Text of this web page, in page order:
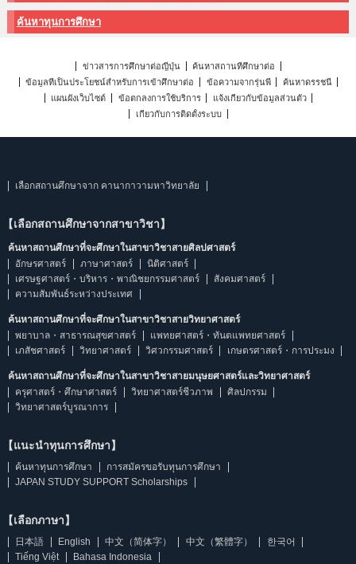
ค้นหาทุนการศึกษา
ข่าวสารการศึกษาต่อญี่ปุ่น
ค้นหาสถานที่ศึกษาต่อ
ข้อมูลที่เป็นประโยชน์สำหรับการเข้าศึกษาต่อ
ข้อความจากรุ่นพี่
ค้นหาดรรชนี
แผนผังเว็บไซต์
ข้อตกลงการใช้บริการ
แจ้งเกี่ยวกับข้อมูลส่วนตัว
เกี่ยวกับการติดตั้งระบบ
เลือกสถานศึกษาจาก คานากาวามหาวิทยาลัย
【เลือกสถานศึกษาจากสาขาวิชา】
ค้นหาสถานศึกษาที่จะศึกษาในสาขาวิชาสายศิลปศาสตร์
อักษรศาสตร์
ภาษาศาสตร์
นิติศาสตร์
เศรษฐศาสตร์・บริหาร・พาณิชยกรรมศาสตร์
สังคมศาสตร์
ความสัมพันธ์ระหว่างประเทศ
ค้นหาสถานศึกษาที่จะศึกษาในสาขาวิชาสายวิทยาศาสตร์
พยาบาล・สาธารณสุขศาสตร์
แพทยศาสตร์・ทันตแพทยศาสตร์
เภสัชศาสตร์
วิทยาศาสตร์ วิศวกรรมศาสตร์ เกษตรศาสตร์・การประมง
ค้นหาสถานศึกษาที่จะศึกษาในสาขาวิชาสายมนุษยศาสตร์และวิทยาศาสตร์
ครุศาสตร์・ศึกษาศาสตร์
วิทยาศาสตร์ชีวภาพ
ศิลปกรรม
วิทยาศาสตร์บูรณาการ
【แนะนำทุนการศึกษา】
ค้นหาทุนการศึกษา
การสมัครขอรับทุนการศึกษา
JAPAN STUDY SUPPORT Scholarships
【เลือกภาษา】
日本語 English 中文（简体字） 中文（繁體字）
한국어
Tiếng Việt
Bahasa Indonesia